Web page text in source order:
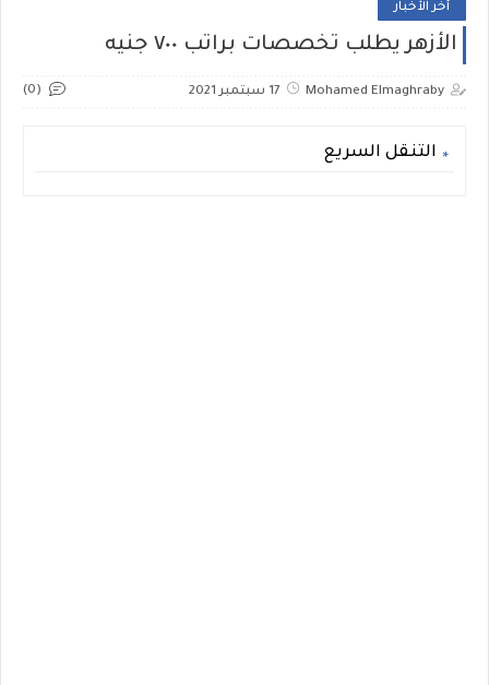
أخر الأخبار
الأزهر يطلب تخصصات براتب ٧٠٠ جنيه
Mohamed Elmaghraby 17 سبتمبر 2021 (0)
التنقل السريع